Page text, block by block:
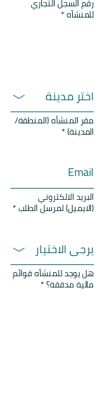
للمنشأه *
اختر مدينة
مقر المنشأه (المنطقة/
المدينة) *
البريد الالكتروني
(الايميل) لمرسل الطلب *
يرجى الاختيار
هل يوجد للمنشأه قوائم
مالية مدققة؟ *